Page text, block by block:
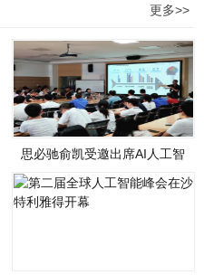
更多>>
思必驰俞凯受邀出席AI人工智